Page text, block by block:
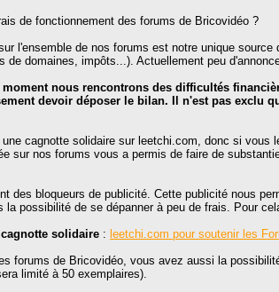
de fonctionnement des forums de Bricovidéo ?
l'ensemble de nos forums est notre unique source
de domaines, impôts...). Actuellement peu
nous rencontrons des difficultés
devoir déposer le bilan. Il n'est pas exclu
cagnotte solidaire sur leetchi.com, donc si vous
sur nos forums vous a permis de faire de
des bloqueurs de publicité. Cette publicité nous
la possibilité de se dépanner à peu de frais. Pour
solidaire : leetchi.com pour soutenir les
forums de Bricovidéo, vous avez aussi la
limité à 50 exemplaires).